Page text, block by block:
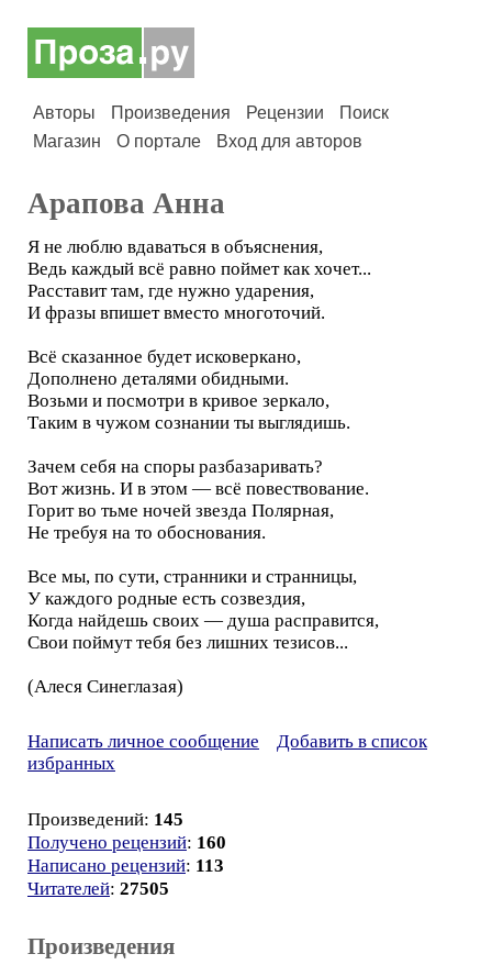
Авторы Произведения Рецензии
Поиск
Магазин
О портале Вход для авторов
Арапова Анна
Я не люблю вдаваться в объяснения,
Ведь каждый всё равно поймет как хочет...
Расставит там, где нужно ударения,
И фразы впишет вместо многоточий.
Всё сказанное будет исковеркано,
Дополнено деталями обидными.
Возьми и посмотри в кривое зеркало,
Таким в чужом сознании ты выглядишь.
Зачем себя на споры разбазаривать?
Вот жизнь. И в этом — всё повествование.
Горит во тьме ночей звезда Полярная,
Не требуя на то обоснования.
Все мы, по сути, странники и странницы,
У каждого родные есть созвездия,
Когда найдешь своих — душа расправится,
Свои поймут тебя без лишних тезисов...
(Алеся Синеглазая)
Написать личное сообщение
Добавить в список
избранных
Произведений: 145
Получено рецензий: 160
Написано рецензий: 113
Читателей: 27505
Произведения